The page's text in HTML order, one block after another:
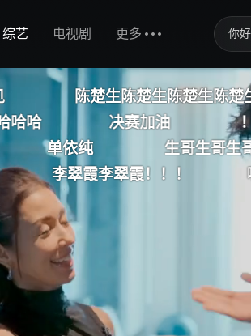
综艺 电视剧 更多
密
御
你
中
快
野狗
忙
我
生陈楚生陈楚生陈楚生陈楚生陈楚
油 ！
生哥生哥生哥 725
霞！！！ 啊啊啊